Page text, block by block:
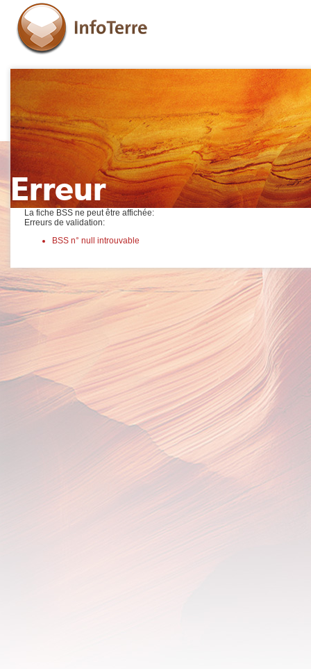
Erreur
La fiche BSS ne peut être affichée:
Erreurs de validation:
BSS n° null introuvable